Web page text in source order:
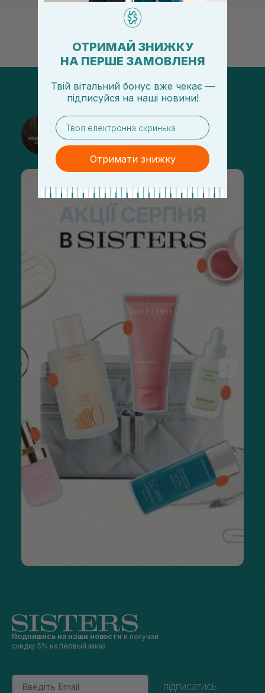
@sisters_stelmakh в Instagram
Подписаться
Подпишись на наши новости и получай
скидку 5% на первый заказ
Email
підписатись
ОТРИМАЙ ЗНИЖКУ
НА ПЕРШЕ ЗАМОВЛЕНЯ
Твій вітальний бонус вже чекає —
підписуйся на наші новини!
email
Отримати знижку